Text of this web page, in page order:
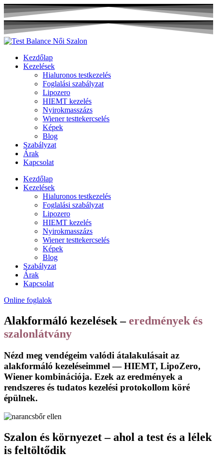
Kezdőlap
Kezelések
Hialuronos testkezelés
Foglalási szabályzat
Lipozero
HIEMT kezelés
Nyirokmasszázs
Wiener testtekercselés
Képek
Blog
Szabályzat
Árak
Kapcsolat
Kezdőlap
Kezelések
Hialuronos testkezelés
Foglalási szabályzat
Lipozero
HIEMT kezelés
Nyirokmasszázs
Wiener testtekercselés
Képek
Blog
Szabályzat
Árak
Kapcsolat
Online foglalok
Alakformáló kezelések –eredmények és
szalonlátvány
Nézd meg vendégeim valódi átalakulásait az
alakformáló kezeléseimmel — HIEMT, LipoZero,
Wiener kombinációja. Ezek az eredmények a
rendszeres és tudatos kezelési protokollom köré
épülnek.
Szalon és környezet – ahol a test és a lélek
is feltöltődik